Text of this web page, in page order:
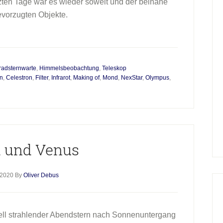
Objekte.
Himmelsbeobachtung Teleskop
Celestron Filter, Infrarot, Making of, Mond NexStar, Olympus
Venus
By Oliver Debus
strahlender Abendstern nach Sonnenuntergang